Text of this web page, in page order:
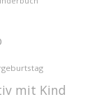
mit Kind